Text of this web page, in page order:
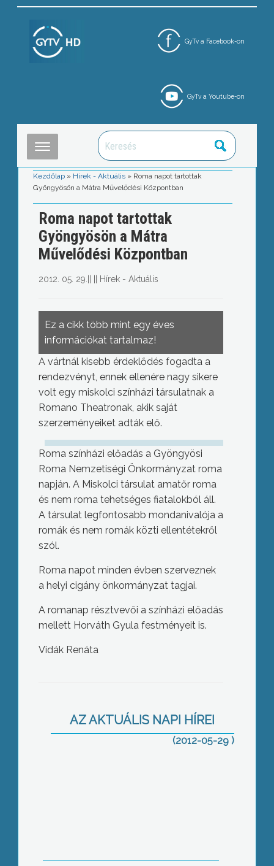
GyTv a Facebook-on
GyTv a Youtube-on
Kezdőlap » Hírek - Aktuális » Roma napot tartottak
Gyöngyösön a Mátra Művelődési Központban
Roma napot tartottak
Gyöngyösön a Mátra
Művelődési Központban
2012. 05. 29. Hírek - Aktuális
Ez a cikk több mint egy éves
információkat tartalmaz!
A vártnál kisebb érdeklődés fogadta a
rendezvényt, ennek ellenére nagy sikere
volt egy miskolci színházi társulatnak a
Romano Theatronak, akik saját
szerzeményeiket adták elő.
Roma színházi előadás a Gyöngyösi
Roma Nemzetiségi Önkormányzat roma
napján. A Miskolci társulat amatőr roma
és nem roma tehetséges fiatalokból áll.
A társulat legfontosabb mondanivalója a
romák és nem romák közti ellentétekről
szól.
Roma napot minden évben szerveznek
a helyi cigány önkormányzat tagjai.
A romanap résztvevői a színházi előadás
mellett Horváth Gyula festményeit is.
Vidák Renáta
AZ AKTUÁLIS NAPI HÍREI
(2012-05-29 )
hasonlóan Gyöngyössolymosra is
jégesővel érkezett a vihar hétfőn